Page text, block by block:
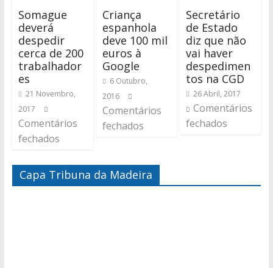
Somague
deverá
despedir
cerca de 200
trabalhador
es
21 Novembro,
2017
Comentários
fechados
Criança
espanhola
deve 100 mil
euros à
Google
6 Outubro,
2016
Comentários
fechados
Secretário
de Estado
diz que não
vai haver
despedimen
tos na CGD
26 Abril, 2017
Comentários
fechados
Capa Tribuna da Madeira